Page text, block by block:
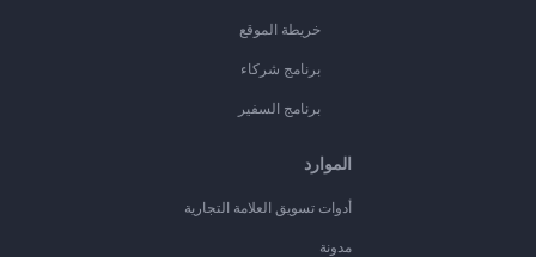
خريطة الموقع
برنامج شركاء
برنامج السفير
الموارد
أدوات تسويق العلامة التجارية
مدونة